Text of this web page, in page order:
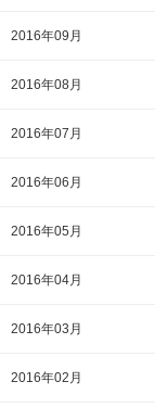
2016年09月
2016年08月
2016年07月
2016年06月
2016年05月
2016年04月
2016年03月
2016年02月